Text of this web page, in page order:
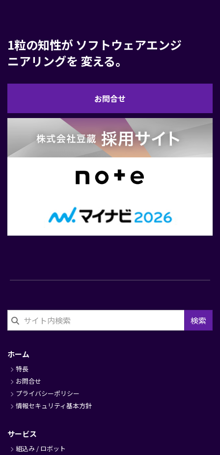
1粒の知性が ソフトウェアエンジ
ニアリングを 変える。
お問合せ
検索
ッ
タ
ー
ホーム
特長
お問合せ
プライバシーポリシー
情報セキュリティ基本方針
サービス
組込み / ロボット